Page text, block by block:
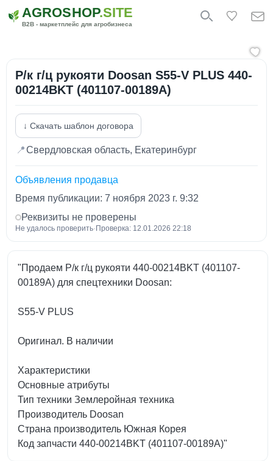
AGROSHOP.SITE
B2B - маркетплейс для агробизнеса
Р/к г/ц рукояти Doosan S55-V PLUS 440-
00214BKT (401107-00189A)
↓ Скачать шаблон договора
📍Свердловская область, Екатеринбург
Объявления продавца
Время публикации: 7 ноября 2023 г. 9:32
Реквизиты не проверены
Не удалось проверить· Проверка: 12.01.2026 22:18
"Продаем Р/к г/ц рукояти 440-00214BKT (401107-
00189A) для спецтехники Doosan:
S55-V PLUS
Оригинал. В наличии
Характеристики
Основные атрибуты
Тип техники Землеройная техника
Производитель Doosan
Страна производитель Южная Корея
Код запчасти 440-00214BKT (401107-00189A)"